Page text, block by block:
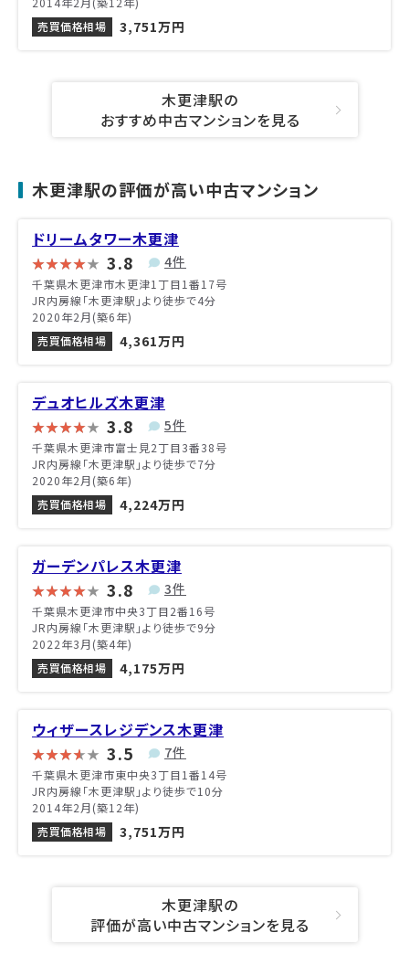
売買価格相場
3,751万円
木更津駅の
おすすめ中古マンションを見る
木更津駅の評価が高い中古マンション
ドリームタワー木更津
3.8 4件
千葉県木更津市木更津1丁目1番17号
JR内房線「木更津駅」より徒歩で4分
2020年2月(築6年)
売買価格相場
4,361万円
デュオヒルズ木更津
3.8 5件
千葉県木更津市富士見2丁目3番38号
JR内房線「木更津駅」より徒歩で7分
2020年2月(築6年)
売買価格相場
4,224万円
ガーデンパレス木更津
3.8 3件
千葉県木更津市中央3丁目2番16号
JR内房線「木更津駅」より徒歩で9分
2022年3月(築4年)
売買価格相場
4,175万円
ウィザースレジデンス木更津
3.5 7件
千葉県木更津市東中央3丁目1番14号
JR内房線「木更津駅」より徒歩で10分
2014年2月(築12年)
売買価格相場
3,751万円
木更津駅の
評価が高い中古マンションを見る